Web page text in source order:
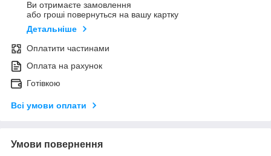
Ви отримаєте замовлення
або гроші повернуться на вашу картку
Детальніше
Оплатити частинами
Оплата на рахунок
Готівкою
Всі умови оплати
Умови повернення